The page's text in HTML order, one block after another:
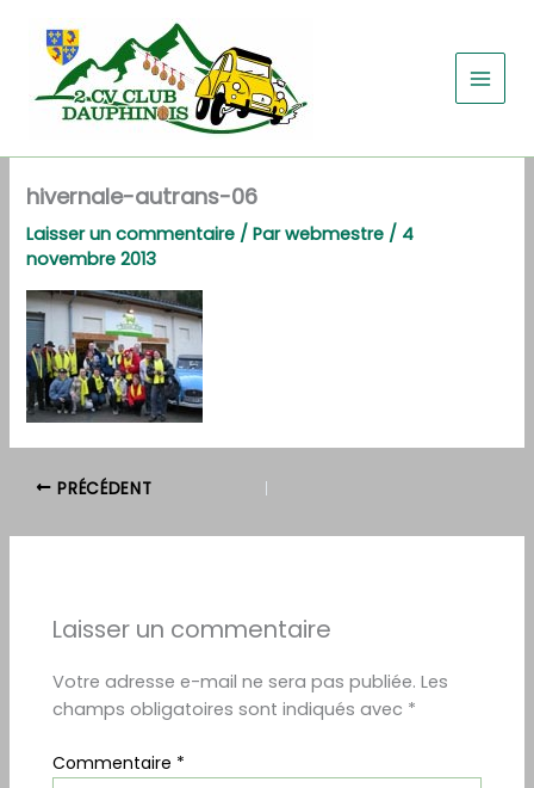
contenu
hivernale-autrans-06
Laisser un commentaire / Parwebmestre / 4
novembre 2013
PRÉCÉDENT
Laisser un commentaire
Votre adresse e-mail ne sera pas publiée. Les
champs obligatoires sont indiqués avec *
Commentaire *